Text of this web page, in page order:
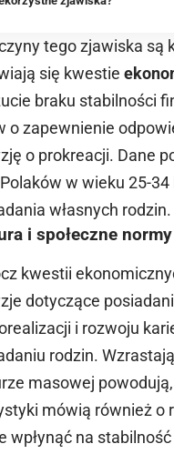
tego zjawiska są
się kwestie
braku stabilności
o zapewnienie
o prokreacji. Dane
Polaków w wieku 25-
własnych rodzin.
i społeczne normy
kwestii
dotyczące
i rozwoju
rodzin.
masowej
mówią również o
wpłynąć na